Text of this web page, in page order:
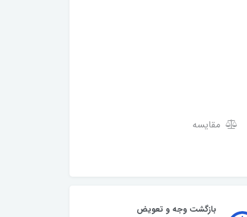
مقایسه
بازگشت وجه و تعویض